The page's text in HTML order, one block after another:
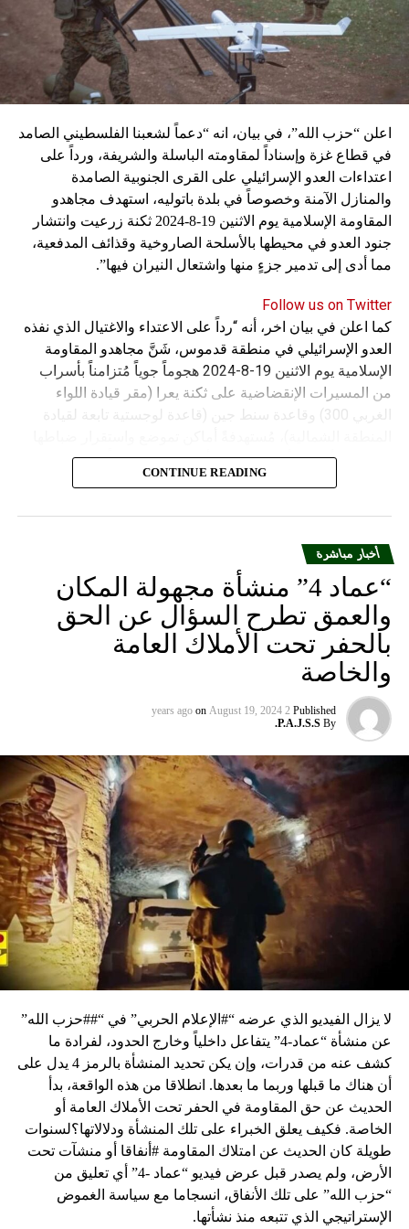
اعلن “حزب الله”، في بيان، انه “دعماً لشعبنا الفلسطيني الصامد
في قطاع غزة وإسناداً لمقاومته الباسلة ‌‏‌‏‌والشريفة، ورداً على
اعتداءات العدو الإسرائيلي على القرى الجنوبية الصامدة
والمنازل الآمنة وخصوصاً في بلدة باتوليه، استهدف مجاهدو
المقاومة الإسلامية يوم الاثنين 19-8-2024 ثكنة زرعيت وانتشار
جنود العدو في محيطها بالأسلحة الصاروخية وقذائف المدفعية،
مما أدى إلى تدمير جزءٍ منها واشتعال النيران فيها”.
Follow us on Twitter
كما اعلن في بيان اخر، أنه “رداً على الاعتداء والاغتيال الذي نفذه
العدو الإسرائيلي في منطقة قدموس، شَنَّ مجاهدو المقاومة
الإسلامية يوم الاثنين 19-8-2024 هجوماً جوياً مُتزامناً بأسراب
من المسيرات الإنقضاضية على ثكنة يعرا (مقر قيادة اللواء
الغربي 300) وقاعدة سنط جين (قاعدة لوجستية تابعة لقيادة
وجنودها وأصابت أهدافها بدقة وأوقعت فيهم عدداً من القتلى
CONTINUE READING
أخبار مباشرة
“عماد 4” منشأة مجهولة المكان
والعمق تطرح السؤال عن الحق
بالحفر تحت الأملاك العامة
والخاصة
Published
2 years ago
on August 19, 2024
By
P.A.J.S.S.
لا يزال الفيديو الذي عرضه “#الإعلام الحربي” في “##حزب الله”
عن منشأة “عماد-4” يتفاعل داخلياً وخارج الحدود، لفرادة ما
كشف عنه من قدرات، وإن يكن تحديد المنشأة بالرمز 4 يدل على
أن هناك ما قبلها وربما ما بعدها. انطلاقا من هذه الواقعة، بدأ
الحديث عن حق المقاومة في الحفر تحت الأملاك العامة أو
الخاصة. فكيف يعلق الخبراء على تلك المنشأة ودلالاتها؟لسنوات
طويلة كان الحديث عن امتلاك المقاومة #أنفاقا أو منشآت تحت
الأرض، ولم يصدر قبل عرض فيديو “عماد -4” أي تعليق من
“حزب الله” على تلك الأنفاق، انسجاما مع سياسة الغموض
الإستراتيجي الذي تتبعه منذ نشأتها.